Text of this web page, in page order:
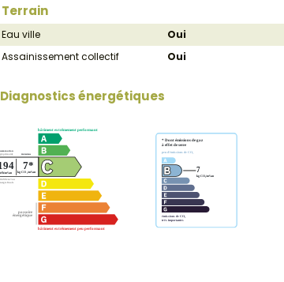
Terrain
Eau ville
Oui
Assainissement collectif
Oui
Diagnostics énergétiques